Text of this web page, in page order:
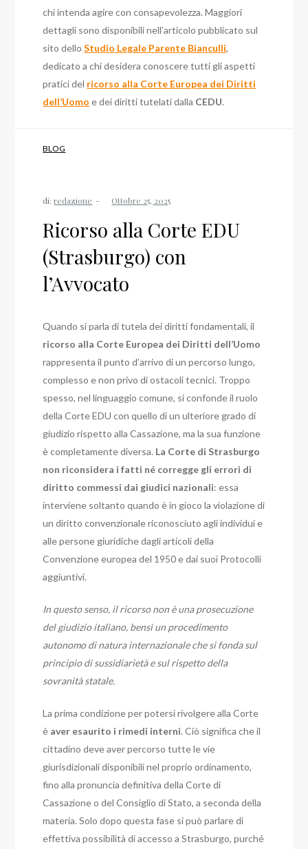
chi intenda agire con consapevolezza. Maggiori
dettagli sono disponibili nell’articolo pubblicato sul
sito delloStudio Legale Parente Bianculli,
dedicato a chi desidera conoscere tutti gli aspetti
pratici del ricorso alla Corte Europea dei Diritti
dell’Uomo e dei diritti tutelati dalla CEDU.
BLOG
di:redazione
Ricorso alla Corte EDU
(Strasburgo) con
l’Avvocato
Quando si parla di tutela dei diritti fondamentali, il
ricorso alla Corte Europea dei Diritti dell’Uomo
rappresenta il punto d’arrivo di un percorso lungo,
complesso e non privo di ostacoli tecnici. Troppo
spesso, nel linguaggio comune, si confonde il ruolo
della Corte EDU con quello di un ulteriore grado di
giudizio rispetto alla Cassazione, ma la sua funzione
è completamente diversa. La Corte di Strasburgo
non riconsidera i fatti né corregge gli errori di
diritto commessi dai giudici nazionali: essa
interviene soltanto quando è in gioco la violazione di
un diritto convenzionale riconosciuto agli individui e
alle persone giuridiche dagli articoli della
Convenzione europea del 1950 e dai suoi Protocolli
aggiuntivi.
In questo senso, il ricorso non è una prosecuzione
del giudizio italiano, bensì un procedimento
autonomo di natura internazionale che si fonda sul
principio di sussidiarietà e sul rispetto della
sovranità statale.
La prima condizione per potersi rivolgere alla Corte
è aver esaurito i rimedi interni. Ciò significa che il
cittadino deve aver percorso tutte le vie
giurisdizionali disponibili nel proprio ordinamento,
fino alla pronuncia definitiva della Corte di
Cassazione o del Consiglio di Stato, a seconda della
materia. Solo dopo questa fase si può parlare di
effettiva possibilità di accesso a Strasburgo, purché